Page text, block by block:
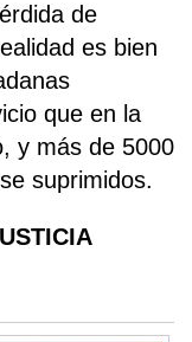
de
es bien
que en la
y más de 5000
suprimidos.